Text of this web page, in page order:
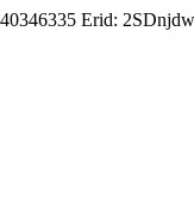
Erid: